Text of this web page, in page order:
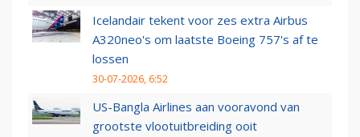
Icelandair tekent voor zes extra Airbus
A320neo's om laatste Boeing 757's af te
lossen
30-07-2026, 6:52
US-Bangla Airlines aan vooravond van
grootste vlootuitbreiding ooit